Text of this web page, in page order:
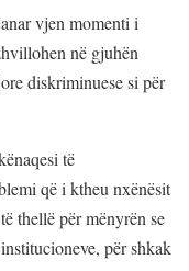
vjen momenti i
në gjuhën
diskriminuese si për
të
që i ktheu nxënësit
thellë për mënyrën se
për shkak